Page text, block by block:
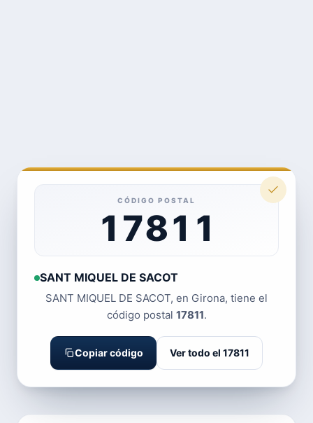
CÓDIGO POSTAL
17811
SANT MIQUEL DE SACOT
SANT MIQUEL DE SACOT, en Girona, tiene el
código postal 17811.
Copiar código Ver todo el 17811